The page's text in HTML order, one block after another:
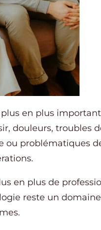
en plus
douleurs, troubles
problématiques
en plus de
reste un